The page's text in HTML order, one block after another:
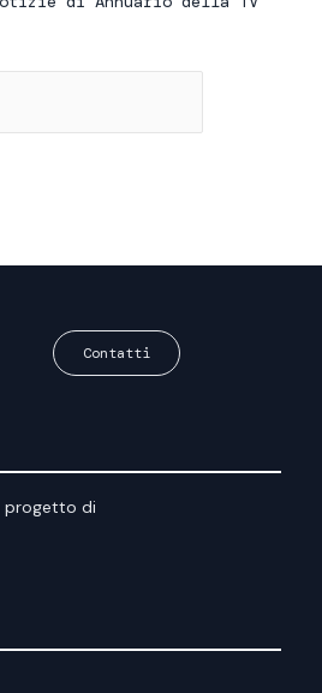
Contatti
progetto di